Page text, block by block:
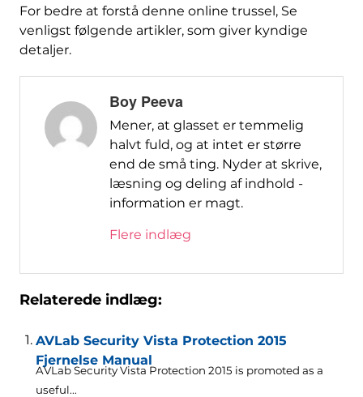
For bedre at forstå denne online trussel, Se
venligst følgende artikler, som giver kyndige
detaljer.
Boy Peeva
Mener, at glasset er temmelig
halvt fuld, og at intet er større
end de små ting. Nyder at skrive,
læsning og deling af indhold -
information er magt.
Flere indlæg
Relaterede indlæg:
AVLab Security Vista Protection 2015
Fjernelse Manual
AVLab Security Vista Protection 2015 is promoted as a
useful...